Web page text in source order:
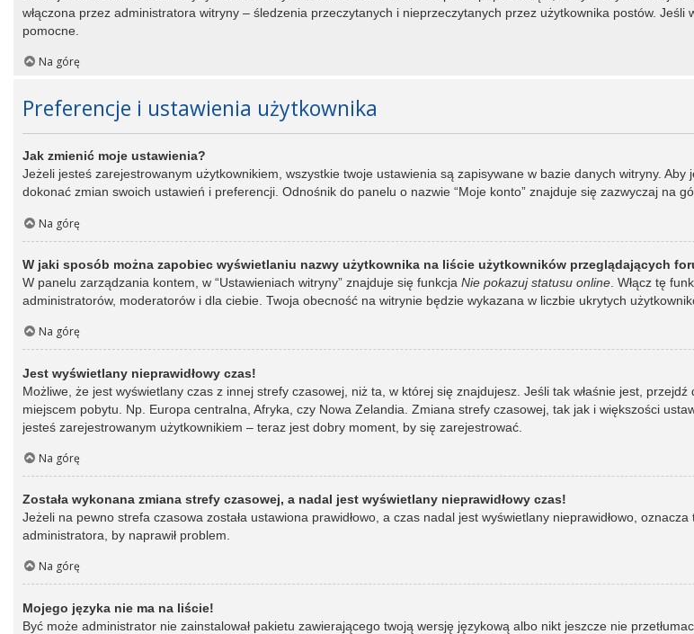
włączona przez administratora witryny – śledzenia przeczytanych i nieprzeczytanych przez użytkownika postów.
pomocne.
Na górę
Preferencje i ustawienia użytkownika
Jak zmienić moje ustawienia?
Jeżeli jesteś zarejestrowanym użytkownikiem, wszystkie twoje ustawienia są zapisywane w bazie danych witryny.
dokonać zmian swoich ustawień i preferencji. Odnośnik do panelu o nazwie “Moje konto” znajduje się zazwyczaj na
Na górę
W jaki sposób można zapobiec wyświetlaniu nazwy użytkownika na liście użytkowników przeglądających
W panelu zarządzania kontem, w “Ustawieniach witryny” znajduje się funkcja Nie pokazuj statusu online . Włącz tę
administratorów, moderatorów i dla ciebie. Twoja obecność na witrynie będzie wykazana w liczbie ukrytych
Na górę
Jest wyświetlany nieprawidłowy czas!
Możliwe, że jest wyświetlany czas z innej strefy czasowej, niż ta, w której się znajdujesz. Jeśli tak właśnie jest,
miejscem pobytu. Np. Europa centralna, Afryka, czy Nowa Zelandia. Zmiana strefy czasowej, tak jak i większości
jesteś zarejestrowanym użytkownikiem – teraz jest dobry moment, by się zarejestrować.
Na górę
Została wykonana zmiana strefy czasowej, a nadal jest wyświetlany nieprawidłowy czas!
Jeżeli na pewno strefa czasowa została ustawiona prawidłowo, a czas nadal jest wyświetlany nieprawidłowo,
administratora, by naprawił problem.
Na górę
Mojego języka nie ma na liście!
Być może administrator nie zainstalował pakietu zawierającego twoją wersję językową albo nikt jeszcze nie